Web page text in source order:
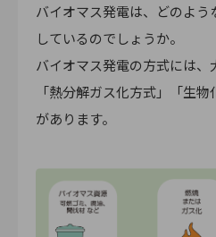
バイオマス発電は、どのよ
しているのでしょうか。
バイオマス発電の方式には、
「熱分解ガス化方式」「生
があります。